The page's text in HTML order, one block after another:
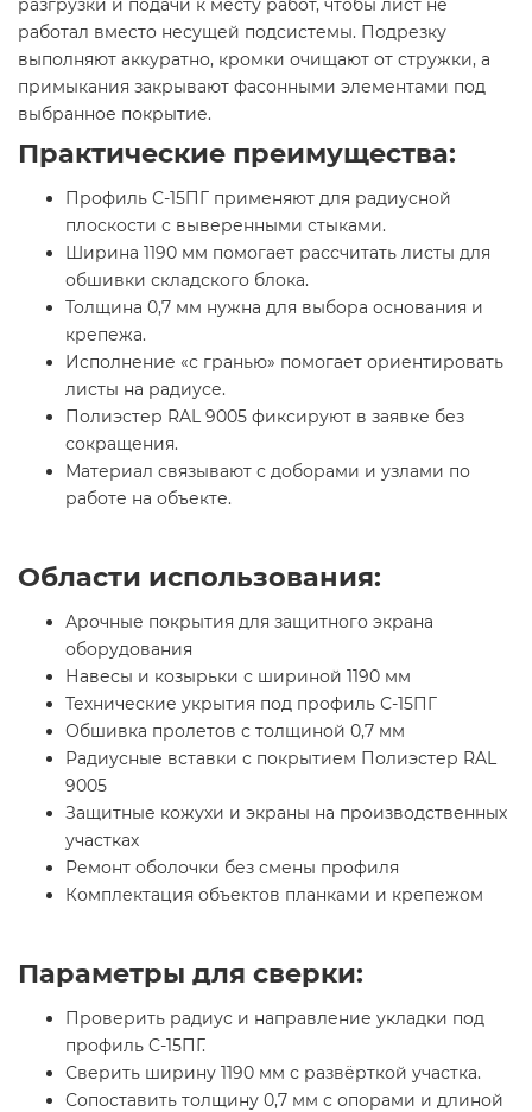
работал вместо несущей подсистемы. Подрезку
выполняют аккуратно, кромки очищают от стружки, а
примыкания закрывают фасонными элементами под
выбранное покрытие.
Практические преимущества:
Профиль С-15ПГ применяют для радиусной
плоскости с выверенными стыками.
Ширина 1190 мм помогает рассчитать листы для
обшивки складского блока.
Толщина 0,7 мм нужна для выбора основания и
крепежа.
Исполнение «с гранью» помогает ориентировать
листы на радиусе.
Полиэстер RAL 9005 фиксируют в заявке без
сокращения.
Материал связывают с доборами и узлами по
работе на объекте.
Области использования:
Арочные покрытия для защитного экрана
оборудования
Навесы и козырьки с шириной 1190 мм
Технические укрытия под профиль С-15ПГ
Обшивка пролетов с толщиной 0,7 мм
Радиусные вставки с покрытием Полиэстер RAL
9005
Защитные кожухи и экраны на производственных
участках
Ремонт оболочки без смены профиля
Комплектация объектов планками и крепежом
Параметры для сверки:
Проверить радиус и направление укладки под
профиль С-15ПГ.
Сверить ширину 1190 мм с развёрткой участка.
Сопоставить толщину 0,7 мм с опорами и длиной